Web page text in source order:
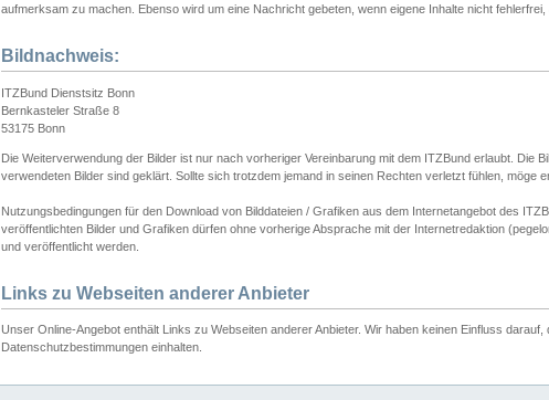
aufmerksam zu machen. Ebenso wird um eine Nachricht gebeten, wenn eigene Inhalte nicht
Bildnachweis:
ITZBund Dienstsitz Bonn
Bernkasteler Straße 8
53175 Bonn
Die Weiterverwendung der Bilder ist nur nach vorheriger Vereinbarung mit dem ITZBund erlaubt. Die
verwendeten Bilder sind geklärt. Sollte sich trotzdem jemand in seinen Rechten verletzt fühlen, möge
Nutzungsbedingungen für den Download von Bilddateien / Grafiken aus dem Internetangebot des
veröffentlichten Bilder und Grafiken dürfen ohne vorherige Absprache mit der Internetredaktion
und veröffentlicht werden.
Links zu Webseiten anderer Anbieter
Unser Online-Angebot enthält Links zu Webseiten anderer Anbieter. Wir haben keinen Einfluss darauf,
Datenschutzbestimmungen einhalten.